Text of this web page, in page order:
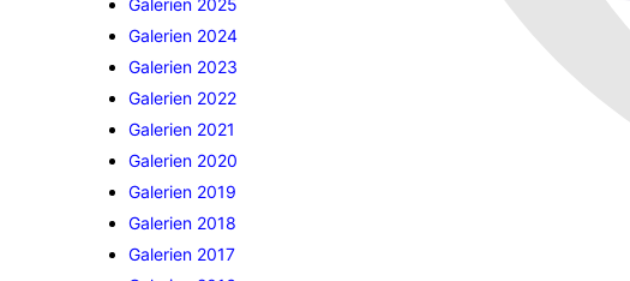
Galerien 2025
Galerien 2024
Galerien 2023
Galerien 2022
Galerien 2021
Galerien 2020
Galerien 2019
Galerien 2018
Galerien 2017